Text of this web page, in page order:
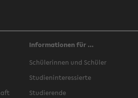
Informationen für ...
Schülerinnen und Schüler
Studieninteressierte
Studierende